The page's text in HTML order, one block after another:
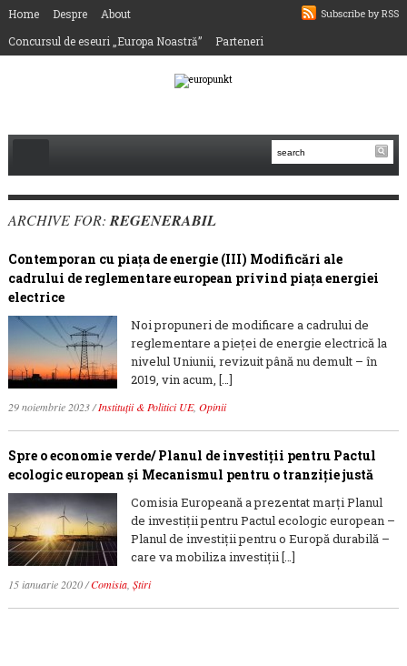
Subscribe by RSS
Home Despre
About
Concursul de eseuri „Europa Noastră”
Parteneri
ARCHIVE FOR: REGENERABIL
Contemporan cu piața de energie (III) Modificări ale
cadrului de reglementare european privind piața energiei
electrice
Noi propuneri de modificare a cadrului de
reglementare a pieței de energie electrică la
nivelul Uniunii, revizuit până nu demult – în
2019, vin acum, […]
29 noiembrie 2023/Instituții & Politici UE, Opinii
Spre o economie verde/ Planul de investiții pentru Pactul
ecologic european și Mecanismul pentru o tranziție justă
Comisia Europeană a prezentat marţi Planul
de investiții pentru Pactul ecologic european –
Planul de investiții pentru o Europă durabilă –
care va mobiliza investiții […]
15 ianuarie 2020/Comisia, Știri